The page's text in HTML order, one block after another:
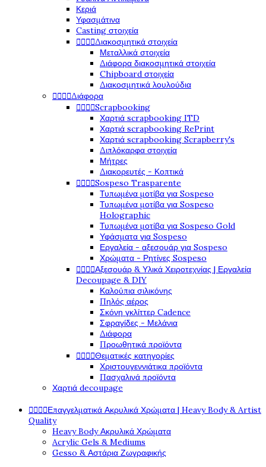
Κεριά
Υφασμάτινα
Casting στοιχεία
Διακοσμητικά στοιχεία
Μεταλλικά στοιχεία
Διάφορα διακοσμητικά στοιχεία
Chipboard στοιχεία
Διακοσμητικά λουλούδια
Διάφορα
Scrapbooking
Χαρτιά scrapbooking ITD
Χαρτιά scrapbooking RePrint
Χαρτιά scrapbooking Scrapberry's
Διπλόκαρφα στοιχεία
Μήτρες
Διακορευτές - Κοπτικά
Sospeso Trasparente
Τυπωμένα μοτίβα για Sospeso
Τυπωμένα μοτίβα για Sospeso
Holographic
Τυπωμένα μοτίβα για Sospeso Gold
Υφάσματα για Sospeso
Εργαλεία - αξεσουάρ για Sospeso
Χρώματα - Ρητίνες Sospeso
Αξεσουάρ & Υλικά Χειροτεχνίας | Εργαλεία
Decoupage & DIY
Καλούπια σιλικόνης
Πηλός αέρος
Σκόνη γκλίττερ Cadence
Σφραγίδες - Μελάνια
Διάφορα
Προωθητικά προϊόντα
Θεματικές κατηγορίες
Χριστουγεννιάτικα προϊόντα
Πασχαλινά προϊόντα
Χαρτιά decoupage
Επαγγελματικά Ακρυλικά Χρώματα | Heavy Body & Artist
Quality
Heavy Body Ακρυλικά Χρώματα
Acrylic Gels & Mediums
Gesso & Αστάρια Ζωγραφικής